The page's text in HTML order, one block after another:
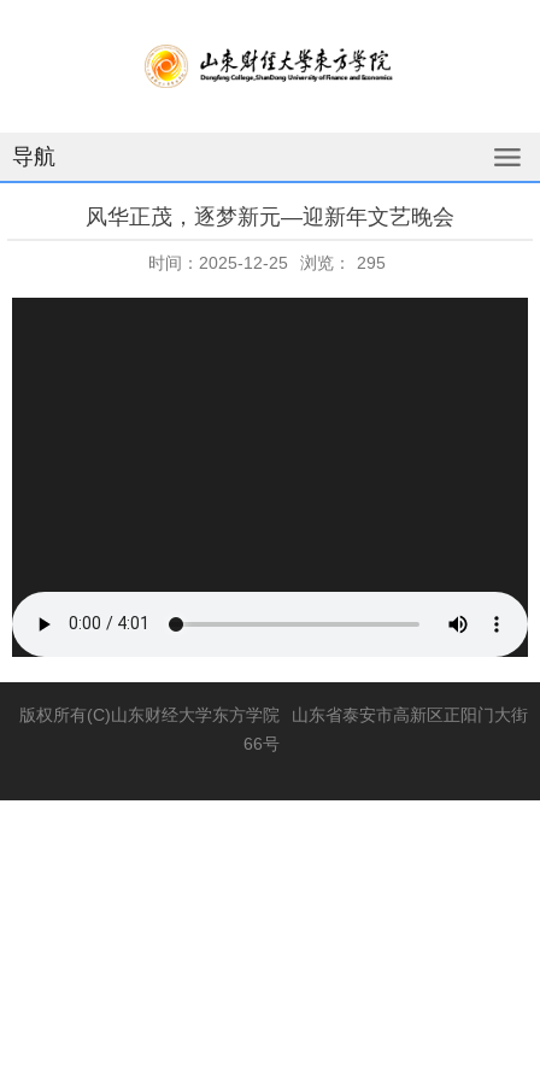
导航
风华正茂，逐梦新元—迎新年文艺晚会
时间：2025-12-25 浏览： 295
版权所有(C)山东财经大学东方学院
山东省泰安市高新区正阳门大街
66号